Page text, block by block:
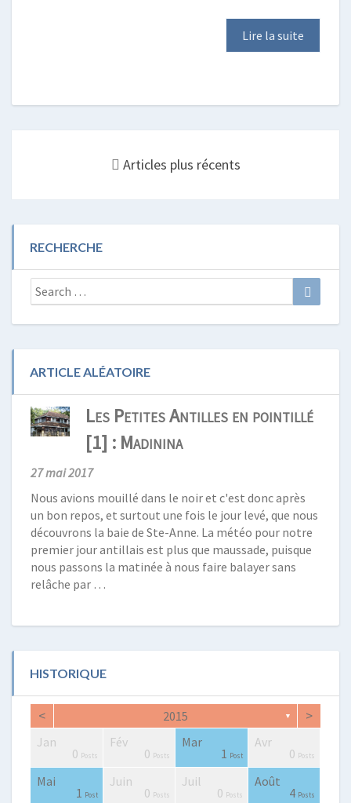
Lire la suite
Articles plus récents
RECHERCHE
Search
for:
Search
ARTICLE ALÉATOIRE
Les Petites Antilles en pointillé
[1] : Madinina
27 mai 2017
Nous avions mouillé dans le noir et c'est donc après
un bon repos, et surtout une fois le jour levé, que nous
découvrons la baie de Ste-Anne. La météo pour notre
premier jour antillais est plus que maussade, puisque
nous passons la matinée à nous faire balayer sans
relâche par …
HISTORIQUE
< 2015 ▼ >
Jan
0 Posts
Fév
0 Posts
Mar
1 Post
Avr
0 Posts
Mai
1 Post
Juin
0 Posts
Juil
0 Posts
Août
4 Posts